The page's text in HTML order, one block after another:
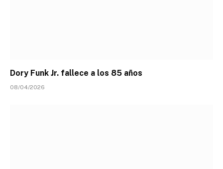
Dory Funk Jr. fallece a los 85 años
08/04/2026